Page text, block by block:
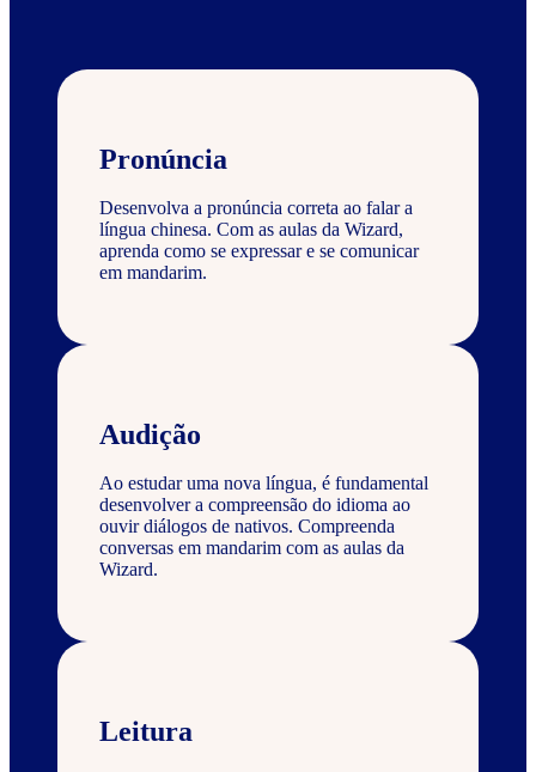
Pronúncia
Desenvolva a pronúncia correta ao falar a
língua chinesa. Com as aulas da Wizard,
aprenda como se expressar e se comunicar
em mandarim.
Audição
Ao estudar uma nova língua, é fundamental
desenvolver a compreensão do idioma ao
ouvir diálogos de nativos. Compreenda
conversas em mandarim com as aulas da
Wizard.
Leitura